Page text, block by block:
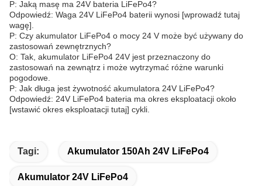
P: Jaką masę ma 24V bateria LiFePo4?
Odpowiedź: Waga 24V LiFePo4 baterii wynosi [wprowadź tutaj
wagę].
P: Czy akumulator LiFePo4 o mocy 24 V może być używany do
zastosowań zewnętrznych?
O: Tak, akumulator LiFePo4 24V jest przeznaczony do
zastosowań na zewnątrz i może wytrzymać różne warunki
pogodowe.
P: Jak długa jest żywotność akumulatora 24V LiFePo4?
Odpowiedź: 24V LiFePo4 bateria ma okres eksploatacji około
[wstawić okres eksploatacji tutaj] cykli.
Tagi: Akumulator 150Ah 24V LiFePo4
Akumulator 24V LiFePo4